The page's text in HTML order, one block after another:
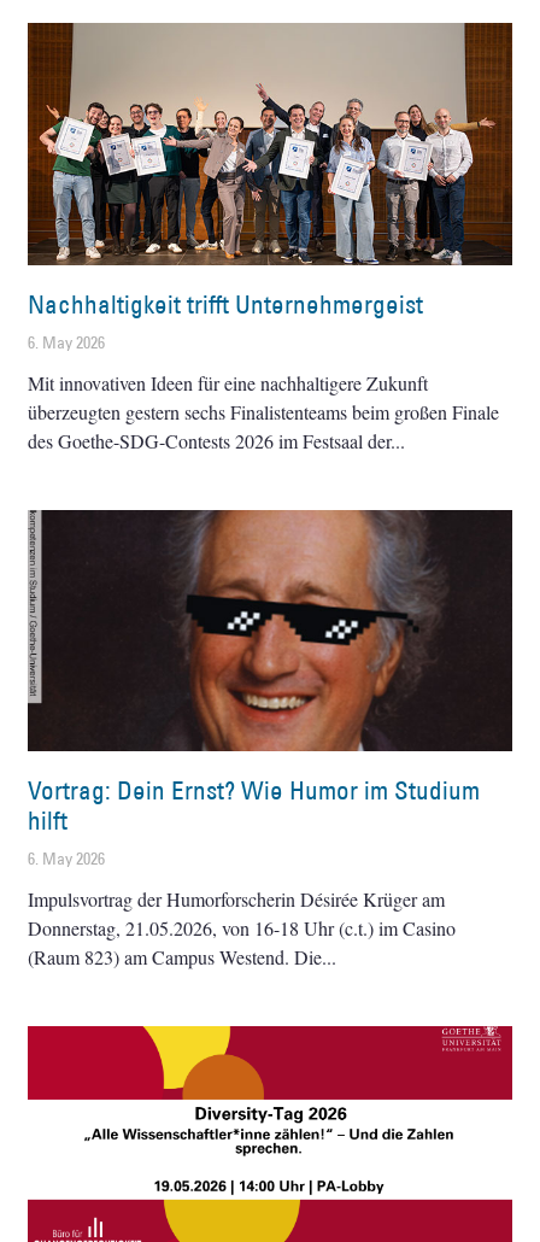
Nachhaltigkeit trifft Unternehmergeist
6. May 2026
Mit innovativen Ideen für eine nachhaltigere Zukunft
überzeugten gestern sechs Finalistenteams beim großen Finale
des Goethe-SDG-Contests 2026 im Festsaal der
Vortrag: Dein Ernst? Wie Humor im Studium
hilft
6. May 2026
Impulsvortrag der Humorforscherin Désirée Krüger am
Donnerstag, 21.05.2026, von 16-18 Uhr (c.t.) im Casino
(Raum 823) am Campus Westend. Die